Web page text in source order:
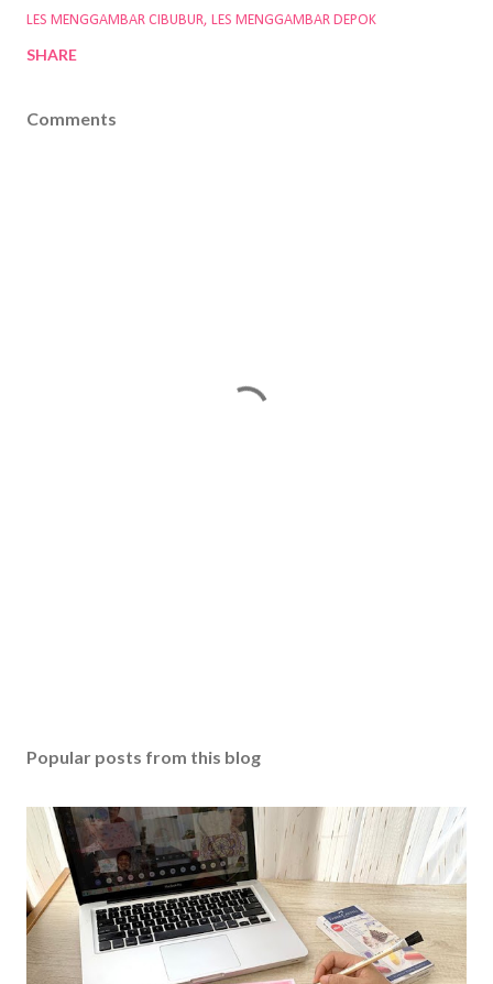
LES MENGGAMBAR CIBUBUR LES MENGGAMBAR DEPOK
SHARE
Comments
Popular posts from this blog